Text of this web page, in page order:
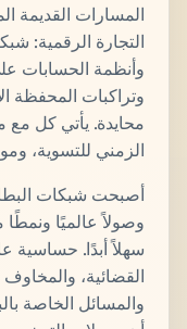
المسارات القديمة
التجارة الرقمية:
وتراكبات المحفظة
محايدة. يأتي كل
الزمني للتسوية،
أصبحت شبكات
وصولاً عالميًا ونمطًا
سهلاً أبدًا. حساسية
القضائية، والمخاوف
والمسائل الخاصة